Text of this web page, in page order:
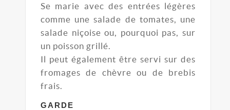
Se marie avec des entrées légères
comme une salade de tomates, une
salade niçoise ou, pourquoi pas, sur
un poisson grillé.
Il peut également être servi sur des
fromages de chèvre ou de brebis
frais.
GARDE